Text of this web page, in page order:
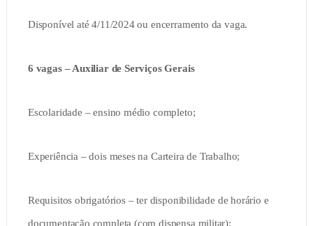
Disponível até 4/11/2024 ou encerramento da vaga.
6 vagas – Auxiliar de Serviços Gerais
Escolaridade – ensino médio completo;
Experiência – dois meses na Carteira de Trabalho;
Requisitos obrigatórios – ter disponibilidade de horário e
documentação completa (com dispensa militar);